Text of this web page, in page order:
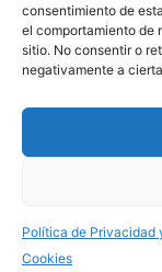
consentimiento de
el comportamiento de
sitio. No consentir o
negativamente a
Política de Privacidad
Cookies